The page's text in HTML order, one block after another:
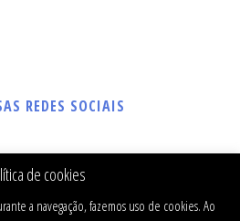
REDES SOCIAIS
de cookies
a navegação, fazemos uso de cookies. Ao